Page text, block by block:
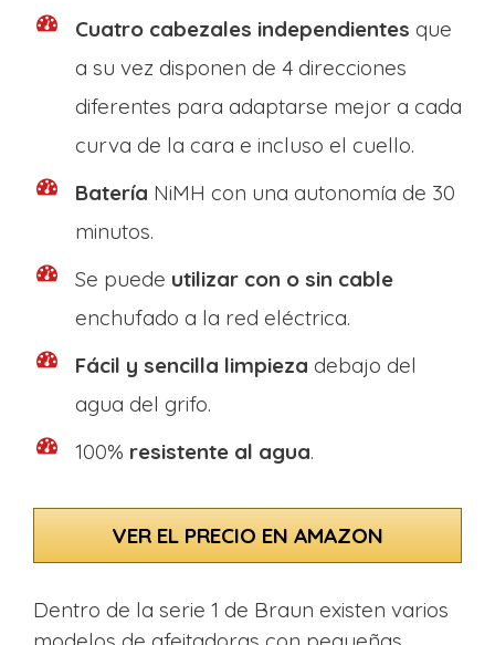
Cuatro cabezales independientes que
a su vez disponen de 4 direcciones
diferentes para adaptarse mejor a cada
curva de la cara e incluso el cuello.
Batería NiMH con una autonomía de 30
minutos.
Se puede utilizar con o sin cable
enchufado a la red eléctrica.
Fácil y sencilla limpieza debajo del
agua del grifo.
100% resistente al agua.
VER EL PRECIO EN AMAZON
Dentro de la serie 1 de Braun existen varios